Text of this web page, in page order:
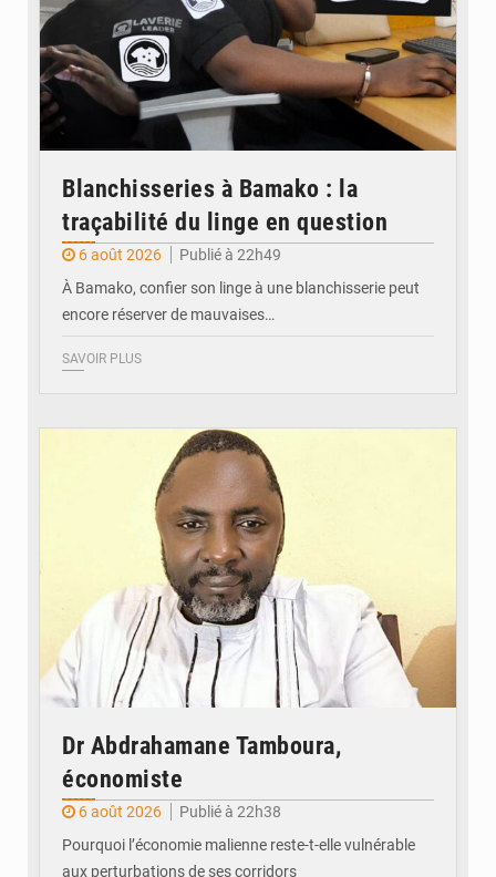
Blanchisseries à Bamako : la
traçabilité du linge en question
6 août 2026
Publié à 22h49
À Bamako, confier son linge à une blanchisserie peut
encore réserver de mauvaises…
SAVOIR PLUS
Dr Abdrahamane Tamboura,
économiste
6 août 2026
Publié à 22h38
Pourquoi l’économie malienne reste-t-elle vulnérable
aux perturbations de ses corridors